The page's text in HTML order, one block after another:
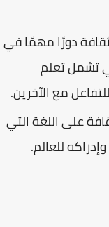
دورًا مهمًا في
تشمل تعلم
مع الآخرين.
على اللغة التي
للعالم.